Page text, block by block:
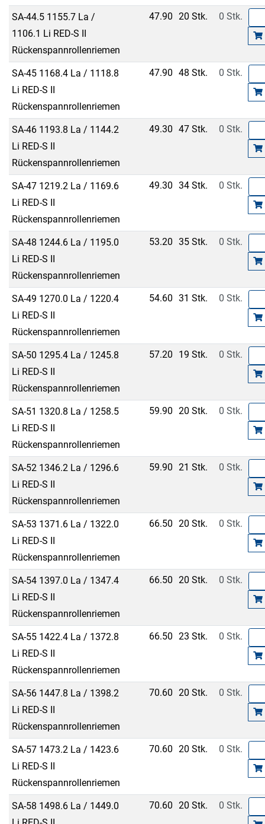
SA-44.5 1155.7 La /
1106.1 Li RED-S II
Rückenspannrollenriemen
47.90 20 Stk. 0 Stk.
SA-45 1168.4 La / 1118.8
Li RED-S II
Rückenspannrollenriemen
47.90 48 Stk. 0 Stk.
SA-46 1193.8 La / 1144.2
Li RED-S II
Rückenspannrollenriemen
49.30 47 Stk. 0 Stk.
SA-47 1219.2 La / 1169.6
Li RED-S II
Rückenspannrollenriemen
49.30 34 Stk. 0 Stk.
SA-48 1244.6 La / 1195.0
Li RED-S II
Rückenspannrollenriemen
53.20 35 Stk. 0 Stk.
SA-49 1270.0 La / 1220.4
Li RED-S II
Rückenspannrollenriemen
54.60 31 Stk. 0 Stk.
SA-50 1295.4 La / 1245.8
Li RED-S II
Rückenspannrollenriemen
57.20 19 Stk. 0 Stk.
SA-51 1320.8 La / 1258.5
Li RED-S II
Rückenspannrollenriemen
59.90 20 Stk. 0 Stk.
SA-52 1346.2 La / 1296.6
Li RED-S II
Rückenspannrollenriemen
59.90 21 Stk. 0 Stk.
SA-53 1371.6 La / 1322.0
Li RED-S II
Rückenspannrollenriemen
66.50 20 Stk. 0 Stk.
SA-54 1397.0 La / 1347.4
Li RED-S II
Rückenspannrollenriemen
66.50 20 Stk. 0 Stk.
SA-55 1422.4 La / 1372.8
Li RED-S II
Rückenspannrollenriemen
66.50 23 Stk. 0 Stk.
SA-56 1447.8 La / 1398.2
Li RED-S II
Rückenspannrollenriemen
70.60 20 Stk. 0 Stk.
SA-57 1473.2 La / 1423.6
Li RED-S II
Rückenspannrollenriemen
70.60 20 Stk. 0 Stk.
SA-58 1498.6 La / 1449.0
70.60 20 Stk. 0 Stk.